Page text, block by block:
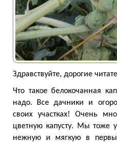
Здравствуйте, дорогие
Что такое белокочанная
надо. Все дачники и
своих
участках! Очень
цветную капусту. Мы тоже
нежную
и мягкую в